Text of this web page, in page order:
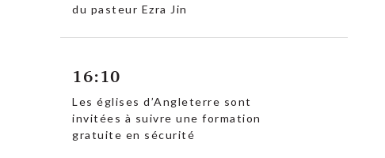
du pasteur Ezra Jin
16:10
Les églises d’Angleterre sont
invitées à suivre une formation
gratuite en sécurité